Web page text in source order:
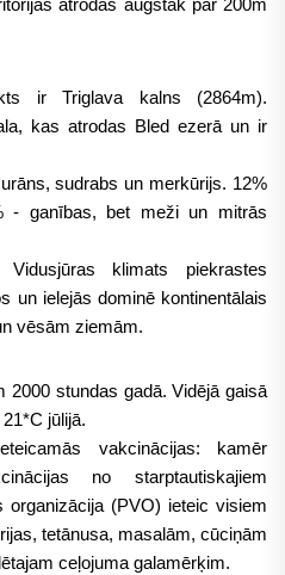
atrodas augstāk par 200m
ir Triglava kalns (2864m).
kas atrodas Bled ezerā un ir
sudrabs un merkūrijs. 12%
- ganības, bet meži un mitrās
klimats piekrastes
un ielejās dominē kontinentālais
vēsām ziemām.
2000 stundas gadā. Vidējā gaisā
jūlijā.
vakcinācijas: kamēr
no starptautiskajiem
organizācija (PVO) ieteic visiem
tetānusa, masalām, cūciņām
ceļojuma galamērķim.